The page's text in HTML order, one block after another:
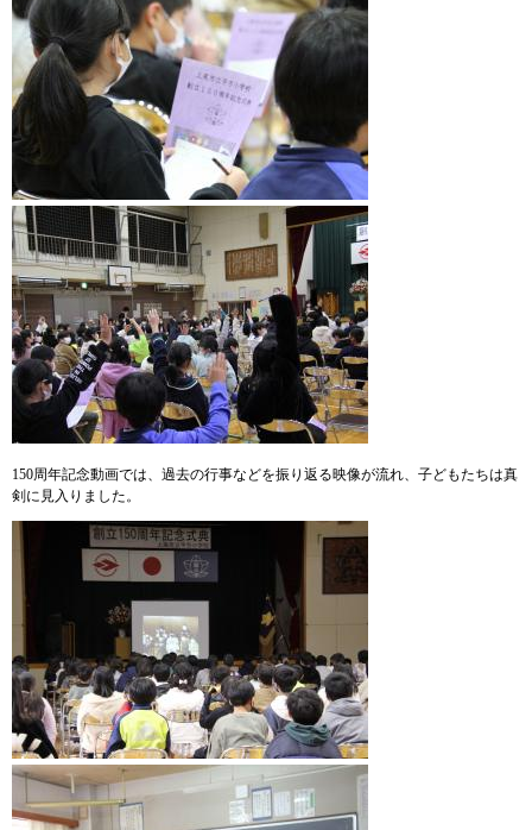
150周年記念動画では、過去の行事などを振り返る映像が流れ、子どもたちは真
剣に見入りました。